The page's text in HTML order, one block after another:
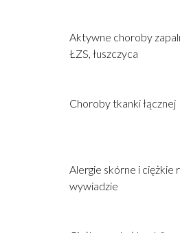
Aktywne choroby
ŁZS, łuszczyca
Choroby tkanki łącznej
Alergie skórne i ciężkie
wywiadzie